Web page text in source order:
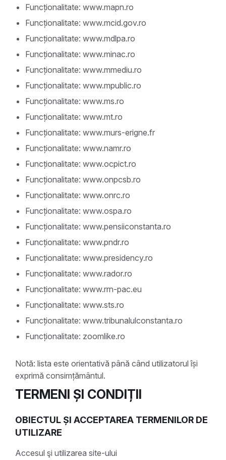
Funcționalitate: www.mapn.ro
Funcționalitate: www.mcid.gov.ro
Funcționalitate: www.mdlpa.ro
Funcționalitate: www.minac.ro
Funcționalitate: www.mmediu.ro
Funcționalitate: www.mpublic.ro
Funcționalitate: www.ms.ro
Funcționalitate: www.mt.ro
Funcționalitate: www.murs-erigne.fr
Funcționalitate: www.namr.ro
Funcționalitate: www.ocpict.ro
Funcționalitate: www.onpcsb.ro
Funcționalitate: www.onrc.ro
Funcționalitate: www.ospa.ro
Funcționalitate: www.pensiiconstanta.ro
Funcționalitate: www.pndr.ro
Funcționalitate: www.presidency.ro
Funcționalitate: www.rador.ro
Funcționalitate: www.rrn-pac.eu
Funcționalitate: www.sts.ro
Funcționalitate: www.tribunalulconstanta.ro
Funcționalitate: zoomlike.ro
Notă: lista este orientativă până când utilizatorul își
exprimă consimțământul.
TERMENI ȘI CONDIȚII
OBIECTUL ȘI ACCEPTAREA TERMENILOR DE
UTILIZARE
Accesul şi utilizarea site-ului